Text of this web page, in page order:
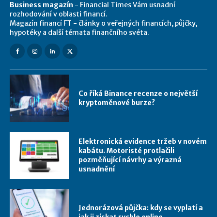
Business magazín - Financial Times Vám usnadní
rozhodování v oblasti financí.
Magazín financí FT - články o veřejných financích, půjčky,
hypotéky a další témata finančního svéta.
Co říká Binance recenze o největší
kryptoměnové burze?
Elektronická evidence tržeb v novém
kabátu. Motoristé protlačili
pozměňující návrhy a výrazná
usnadnění
Jednorázová půjčka: kdy se vyplatí a